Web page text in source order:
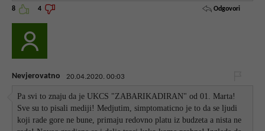
8 4 Odgovori
Nevjerovatno 20.04.2020. 00:03
Pa svi to znaju da je UKCS "ZABARIKADIRAN" od 01. Marta!
Sve su to pisali mediji! Medjutim, simptomaticno je to da se ljudi
koji rade gore ne bune, primaju redovno platu iz budzeta a nista ne